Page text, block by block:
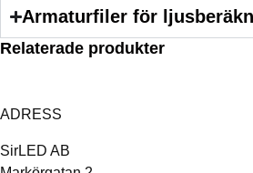
Armaturfiler för
Relaterade produkter
ADRESS
SirLED AB